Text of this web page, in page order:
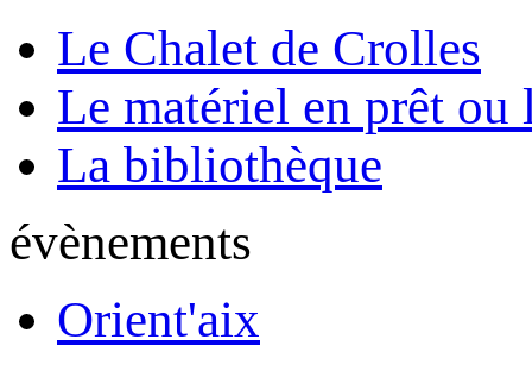
Le Chalet de Crolles
Le matériel en prêt ou
La bibliothèque
évènements
Orient'aix